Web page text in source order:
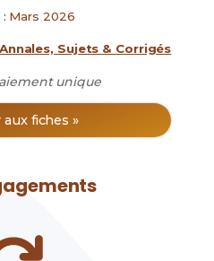
Mars 2026
Annales, Sujets & Corrigés
unique
fiches »